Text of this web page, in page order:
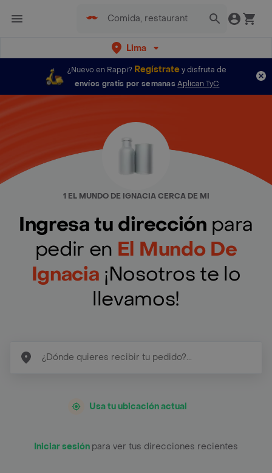
Lima
¿Nuevo en Rappi? Regístratey disfruta de
envíos gratis por semanas Aplican TyC
1 EL MUNDO DE IGNACIA CERCA DE MI
Ingresa tu dirección para
pedir en El Mundo De
Ignacia ¡Nosotros te lo
llevamos!
Usa tu ubicación actual
Iniciar sesión para ver tus direcciones recientes